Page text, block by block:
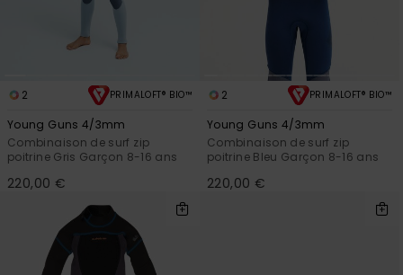
2 PRIMALOFT® BIO™
Young Guns 4/3mm
Combinaison de surf zip
poitrine Gris Garçon 8-16 ans
220,00 €
2 PRIMALOFT® BIO™
Young Guns 4/3mm
Combinaison de surf zip
poitrine Bleu Garçon 8-16 ans
220,00 €